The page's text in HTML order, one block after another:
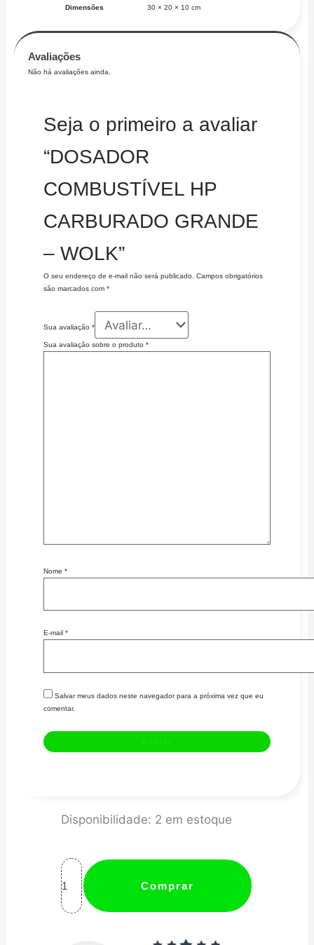
Dimensões 30 × 20 × 10 cm
Avaliações
Não há avaliações ainda.
Seja o primeiro a avaliar
“DOSADOR
COMBUSTÍVEL HP
CARBURADO GRANDE
– WOLK”
O seu endereço de e-mail não será publicado.
Campos obrigatórios
são marcados com *
Sua avaliação *
Sua avaliação sobre o produto *
Nome *
E-mail *
Salvar meus dados neste navegador para a próxima vez que eu
comentar.
Disponibilidade: 2 em estoque
COMBUSTÍVEL
CARBURADO
GRANDE
-
Comprar